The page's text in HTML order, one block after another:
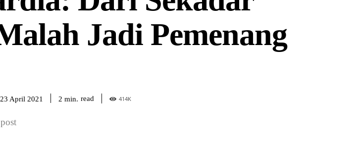
Jadi Pemenang
23 April 2021 2 min. read 414K